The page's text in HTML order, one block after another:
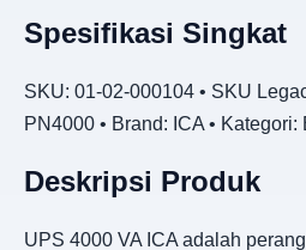
Spesifikasi Singkat
SKU: 01-02-000104 • SKU
PN4000 • Brand: ICA • Kategori:
Deskripsi Produk
UPS 4000 VA ICA adalah